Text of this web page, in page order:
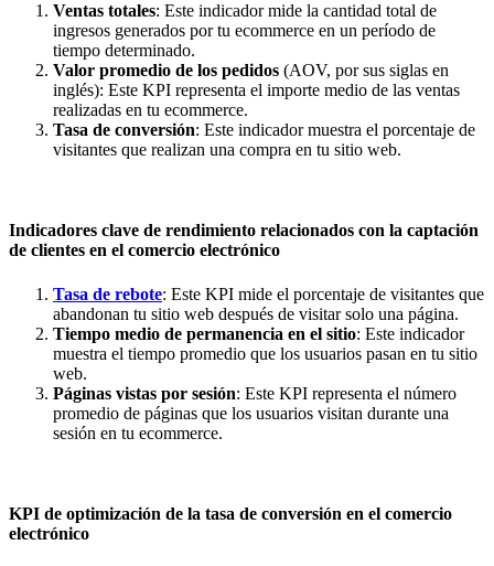
Ventas totales: Este indicador mide la cantidad total de
ingresos generados por tu ecommerce en un período de
tiempo determinado.
Valor promedio de los pedidos (AOV, por sus siglas en
inglés): Este KPI representa el importe medio de las ventas
realizadas en tu ecommerce.
Tasa de conversión: Este indicador muestra el porcentaje de
visitantes que realizan una compra en tu sitio web.
Indicadores clave de rendimiento relacionados con la captación
de clientes en el comercio electrónico
Tasa de rebote: Este KPI mide el porcentaje de visitantes que
abandonan tu sitio web después de visitar solo una página.
Tiempo medio de permanencia en el sitio: Este indicador
muestra el tiempo promedio que los usuarios pasan en tu sitio
web.
Páginas vistas por sesión: Este KPI representa el número
promedio de páginas que los usuarios visitan durante una
sesión en tu ecommerce.
KPI de optimización de la tasa de conversión en el comercio
electrónico